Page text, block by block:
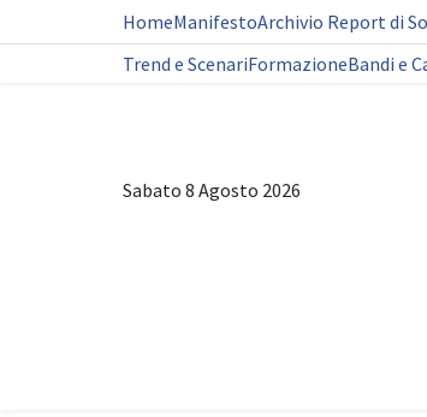
HomeManifestoArchivio Report di
Trend e ScenariFormazioneBandi e
Sabato 8 Agosto 2026